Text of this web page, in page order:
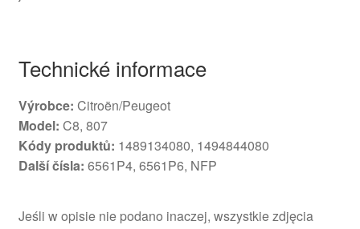
Technické informace
Výrobce: Citroën/Peugeot
Model: C8, 807
Kódy produktů: 1489134080, 1494844080
Další čísla: 6561P4, 6561P6, NFP
Jeśli w opisie nie podano inaczej, wszystkie zdjęcia